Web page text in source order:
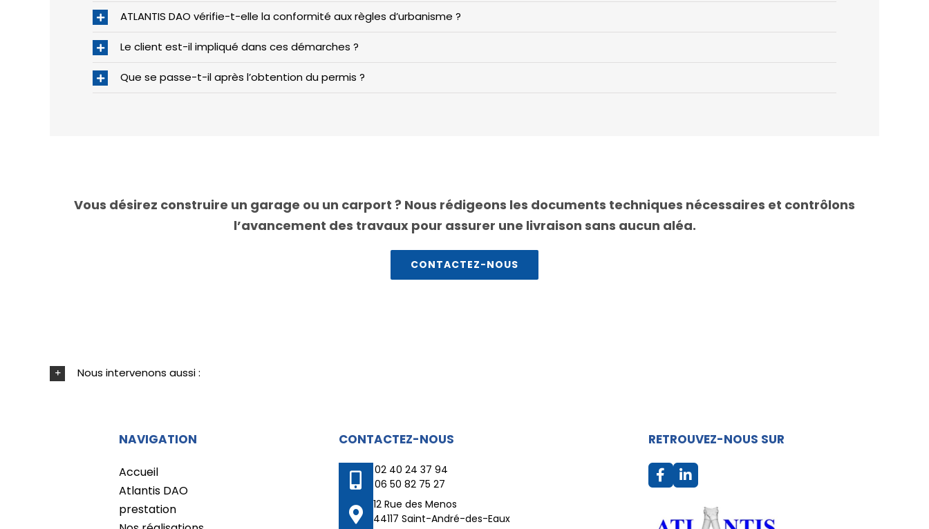
ATLANTIS DAO vérifie-t-elle la conformité aux règles d’urbanisme ?
Le client est-il impliqué dans ces démarches ?
Que se passe-t-il après l’obtention du permis ?
Vous désirez construire un garage ou un carport ? Nous rédigeons les documents techniques nécessaires et contrôlons
l’avancement des travaux pour assurer une livraison sans aucun aléa.
CONTACTEZ-NOUS
Nous intervenons aussi :
NAVIGATION
Accueil
Atlantis DAO
prestation
CONTACTEZ-NOUS
02 40 24 37 94
06 50 82 75 27
12 Rue des Menos
44117 Saint-André-des-Eaux
RETROUVEZ-NOUS SUR